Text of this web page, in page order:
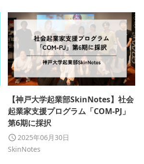
【神戸大学起業部SkinNotes】社会
起業家支援プログラム「COM-PJ」
第6期に採択
2025年06月30日
SkinNotes